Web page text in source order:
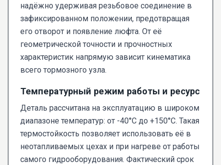
надёжно удерживая резьбовое соединение в
зафиксированном положении, предотвращая
его отворот и появление люфта. От её
геометрической точности и прочностных
характеристик напрямую зависит кинематика
всего тормозного узла.
Температурный режим работы и ресурс
Деталь рассчитана на эксплуатацию в широком
диапазоне температур: от -40°C до +150°C. Такая
термостойкость позволяет использовать её в
неотапливаемых цехах и при нагреве от работы
самого гидрооборудования. Фактический срок